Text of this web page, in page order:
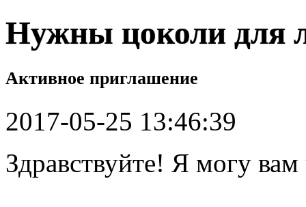
Нужны цоколи для
Активное приглашение
2017-05-25 13:46:39
Здравствуйте! Я могу